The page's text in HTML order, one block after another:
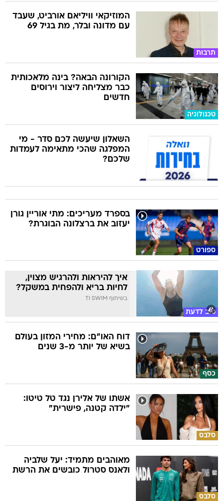
תרבות
המוזיקאי וויליאם אורביט, שעבד
עם מדונה ובלר, מת בגיל 69
טכנולוגיה
הקורונה הבאה? בינה מלאכותית
כבר מצליחה ליצור וירוסים
חדשים
השאלון שיעשה לכם סדר - מי
המפלגה שהכי מתאימה לעמדות
שלכם?
ספורט
בספרד מעריכים: מתי אוריין גורן
יעזוב את ברצלונה הבוגרת?
טוב לדעת
איך להיראות ולהרגיש מצוין,
לחיות בריא ולהפחית במשקל?
בשיתוף TI SWIM
כסף
דוח האו"ם: מחירי המזון בעולם
בשיא של יותר מ-3 שנים
סלבס
אשתו של אלירן נגד טל טיטו:
"ילדה קטנה, פישרית"
סלבס
מאוהבים מתמיד: יעל שלביה
ולאנס סטרול כובשים את הרשת